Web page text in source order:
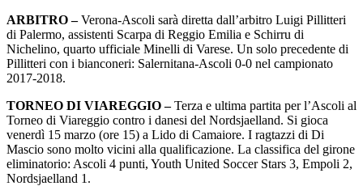
ARBITRO –Verona-Ascoli sarà diretta dall’arbitro Luigi Pillitteri
di Palermo, assistenti Scarpa di Reggio Emilia e Schirru di
Nichelino, quarto ufficiale Minelli di Varese. Un solo precedente di
Pillitteri con i bianconeri: Salernitana-Ascoli 0-0 nel campionato
2017-2018.
TORNEO DI VIAREGGIO –Terza e ultima partita per l’Ascoli al
Torneo di Viareggio contro i danesi del Nordsjaelland. Si gioca
venerdì 15 marzo (ore 15) a Lido di Camaiore. I ragtazzi di Di
Mascio sono molto vicini alla qualificazione. La classifica del girone
eliminatorio: Ascoli 4 punti, Youth United Soccer Stars 3, Empoli 2,
Nordsjaelland 1.